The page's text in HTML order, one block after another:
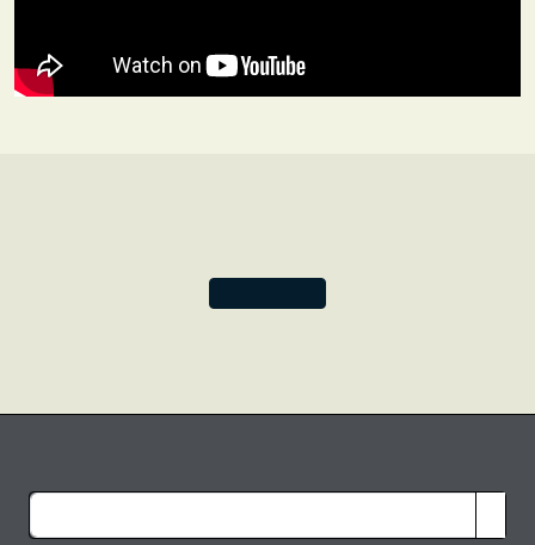
amare e fare tesoro di queste preziose sete.
Celebriamo insieme la sontuosità dei tessuti di seta che